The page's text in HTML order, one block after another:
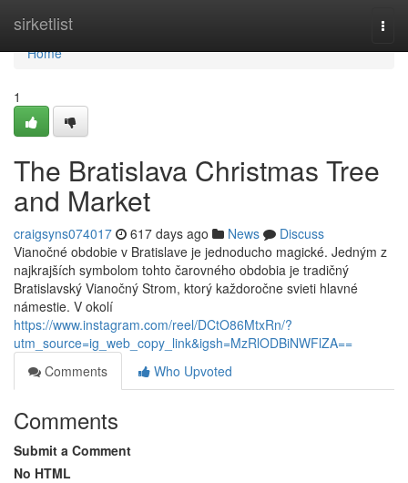
sirketlist
Home
Home
1
The Bratislava Christmas Tree
and Market
craigsyns074017 617 days ago News
Discuss
Vianočné obdobie v Bratislave je jednoducho magické. Jedným z
najkrajších symbolom tohto čarovného obdobia je tradičný
Bratislavský Vianočný Strom, ktorý každoročne svieti hlavné
námestie. V okolí
https://www.instagram.com/reel/DCtO86MtxRn/?
utm_source=ig_web_copy_link&igsh=MzRlODBiNWFlZA==
Comments
Who Upvoted
Comments
Submit a Comment
No HTML